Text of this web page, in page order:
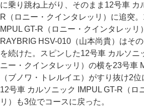
に乗り跳ね上がり、そのまま12号車 カ
R（ロニー・クインタレッリ）に追突。
MPUL GT-R（ロニー・クインタレッリ
RAYBRIG HSV-010（山本尚貴）はそ
を続けた。スピンした12号車 カルソニ
ニー・クインタレッリ）の横を23号車
（ブノワ・トレルイエ）がすり抜け2位
12号車 カルソニック IMPUL GT-R（ロ
リ）も3位でコースに戻った。